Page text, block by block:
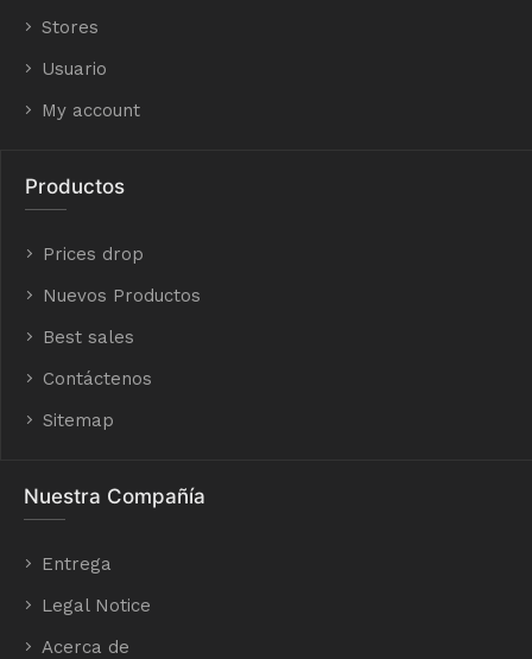
Stores
Usuario
My account
Productos
Prices drop
Nuevos Productos
Best sales
Contáctenos
Sitemap
Nuestra Compañía
Entrega
Legal Notice
Acerca de